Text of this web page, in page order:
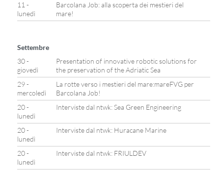
11 -
lunedì
Barcolana Job: alla scoperta dei mestieri del
mare!
Settembre
30 -
giovedì
Presentation of innovative robotic solutions for
the preservation of the Adriatic Sea
29 -
mercoledì
La rotte verso i mestieri del mare:mareFVG per
Barcolana Job!
20 -
lunedì
Interviste dal ntwk: Sea Green Engineering
20 -
lunedì
Interviste dal ntwk: Huracane Marine
20 -
lunedì
Interviste dal ntwk: FRIULDEV